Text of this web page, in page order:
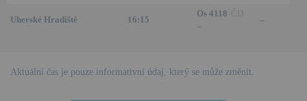
Uherské Hradiště 16:15
Os 4118
–
–
Aktuální čas je pouze informativní údaj, který se může změnit.